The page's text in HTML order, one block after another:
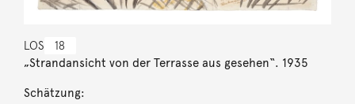
LOS 18
„Strandansicht von der Terrasse aus gesehen“. 1935
Schätzung: